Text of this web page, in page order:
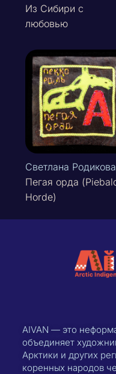
Из Сибири с
любовью
Светлана Родикова
Пегая орда
Horde)
AIVAN — это
объединяет
Арктики и других
коренных народов